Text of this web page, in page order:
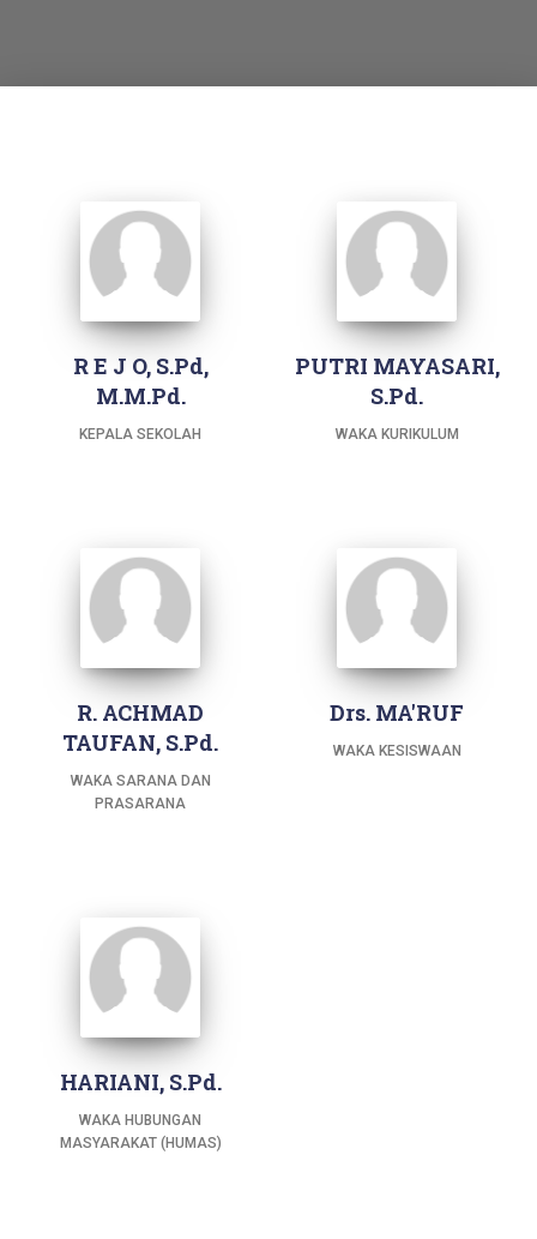
R E J O, S.Pd,
M.M.Pd.
KEPALA SEKOLAH
PUTRI MAYASARI,
S.Pd.
WAKA KURIKULUM
R. ACHMAD
TAUFAN, S.Pd.
WAKA SARANA DAN
PRASARANA
Drs. MA'RUF
WAKA KESISWAAN
HARIANI, S.Pd.
WAKA HUBUNGAN
MASYARAKAT (HUMAS)